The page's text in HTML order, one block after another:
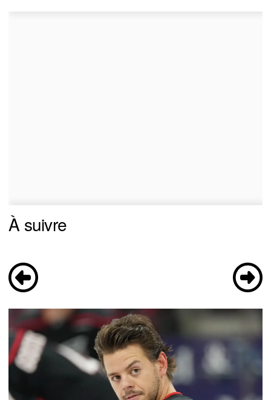
À suivre